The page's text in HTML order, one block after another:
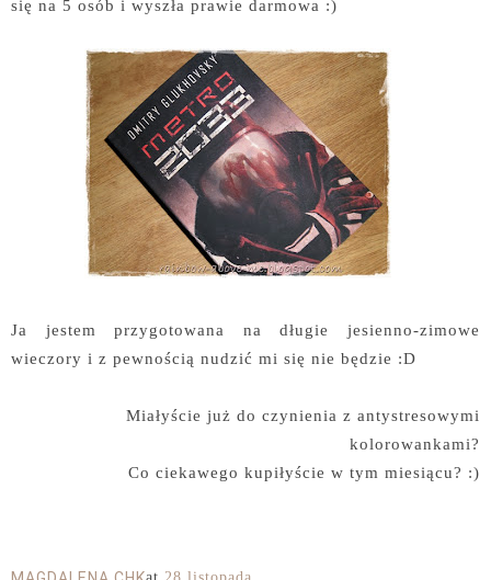
się na 5 osób i wyszła prawie darmowa :)
Ja jestem przygotowana na długie jesienno-zimowe
wieczory i z pewnością nudzić mi się nie będzie :D
Miałyście już do czynienia z antystresowymi
kolorowankami?
Co ciekawego kupiłyście w tym miesiącu? :)